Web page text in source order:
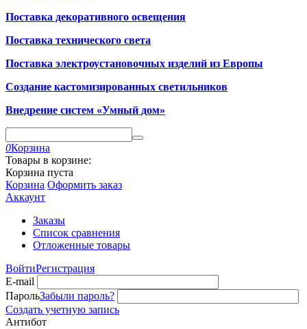
Поставка декоративного освещения
Поставка технического света
Поставка электроустановочных изделий из Европы
Создание кастомизированных светильников
Внедрение систем «Умный дом»
0Корзина
Товары в корзине:
Корзина пуста
Корзина Оформить заказ
Аккаунт
Заказы
Список сравнения
Отложенные товары
ВойтиРегистрация
E-mail
ПарольЗабыли пароль?
Создать учетную запись
Антибот